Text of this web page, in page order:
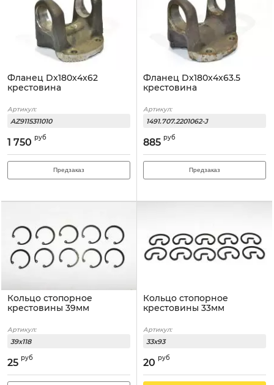
Фланец Dx180x4x62
крестовина
Артикул:
AZ9115311010
1 750 руб
Предзаказ
Фланец Dx180x4x63.5
крестовина
Артикул:
1491.707.2201062-J
885 руб
Предзаказ
Кольцо стопорное
крестовины 39мм
Артикул:
39x118
25 руб
Кольцо стопорное
крестовины 33мм
Артикул:
33x93
20 руб